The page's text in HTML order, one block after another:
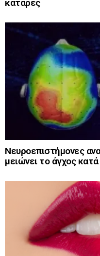
Νευροεπιστήμονες
μειώνει το άγχος